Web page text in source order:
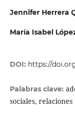
Jennifer Herrera
María Isabel
DOI: https://
Palabras clave:
sociales,